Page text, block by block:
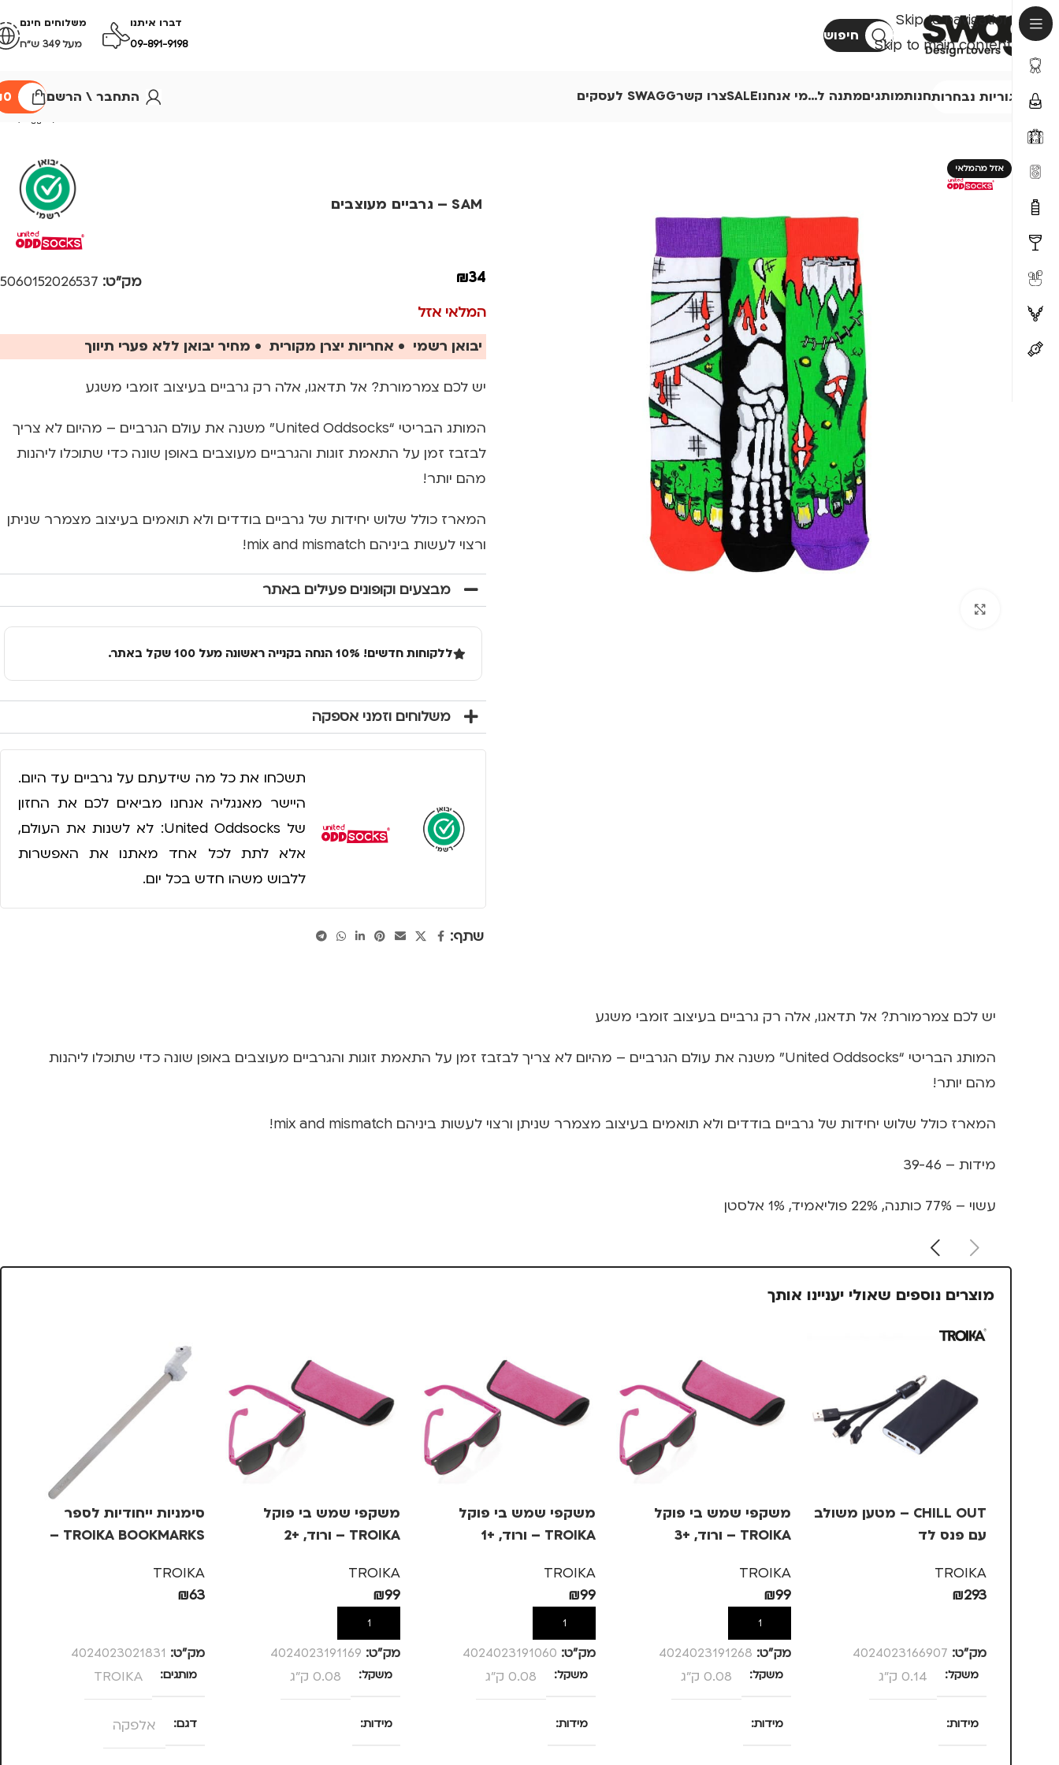
Skip to navigation
Skip to main content
חיפוש
דברו איתנו
09-891-9198
משלוחים חינם
מעל 349 ש״ח
קטגוריות נבחרותחנותמותגיםמתנה ל…מי אנחנוSALEצרו קשרSWAGG לעסקים התחבר \ הרשם 0
אזל מהמלאי
SAM – גרביים מעוצבים
₪34 מק"ט: 5060152026537
המלאי אזל
יבואן רשמי • אחריות יצרן מקורית • מחיר יבואן ללא פערי תיווך
יש לכם צמרמורת? אל תדאגו, אלה רק גרביים בעיצוב זומבי משגע
המותג הבריטי “United Oddsocks” משנה את עולם הגרביים – מהיום לא צריך
לבזבז זמן על התאמת זוגות והגרביים מעוצבים באופן שונה כדי שתוכלו ליהנות
מהם יותר!
המארז כולל שלוש יחידות של גרביים בודדים ולא תואמים בעיצוב מצמרר שניתן
ורצוי לעשות ביניהם mix and mismatch!
מבצעים וקופונים פעילים באתר
ללקוחות חדשים! 10% הנחה בקנייה ראשונה מעל 100 שקל באתר.
משלוחים וזמני אספקה
תשכחו את כל מה שידעתם על גרביים עד היום.
היישר מאנגליה אנחנו מביאים לכם את החזון
של United Oddsocks: לא לשנות את העולם,
אלא לתת לכל אחד מאתנו את האפשרות
ללבוש משהו חדש בכל יום.
שתף:
יש לכם צמרמורת? אל תדאגו, אלה רק גרביים בעיצוב זומבי משגע
המותג הבריטי “United Oddsocks” משנה את עולם הגרביים – מהיום לא צריך לבזבז זמן על התאמת זוגות והגרביים מעוצבים באופן שונה כדי שתוכלו ליהנות
מהם יותר!
המארז כולל שלוש יחידות של גרביים בודדים ולא תואמים בעיצוב מצמרר שניתן ורצוי לעשות ביניהם mix and mismatch!
מידות – 39-46
עשוי – 77% כותנה, 22% פוליאמיד, 1% אלסטן
מוצרים נוספים שאולי יעניינו אותך
CHILL OUT – מטען משולב
עם פנס לד
TROIKA
₪293
מק”ט: 4024023166907
משקל 0.14 ק"ג
מידות
משקפי שמש בי פוקל
TROIKA – ורוד, +3
TROIKA
₪99
הוספה לסל
מק”ט: 4024023191268
משקל 0.08 ק"ג
מידות
משקפי שמש בי פוקל
TROIKA – ורוד, +1
TROIKA
₪99
הוספה לסל
מק”ט: 4024023191060
משקל 0.08 ק"ג
מידות
משקפי שמש בי פוקל
TROIKA – ורוד, +2
TROIKA
₪99
הוספה לסל
מק”ט: 4024023191169
משקל 0.08 ק"ג
מידות
סימניות ייחודיות לספר
TROIKA BOOKMARKS –
TROIKA
₪63
מק”ט: 4024023021831
מותגים TROIKA
דגם אלפקה